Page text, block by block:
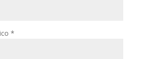
*